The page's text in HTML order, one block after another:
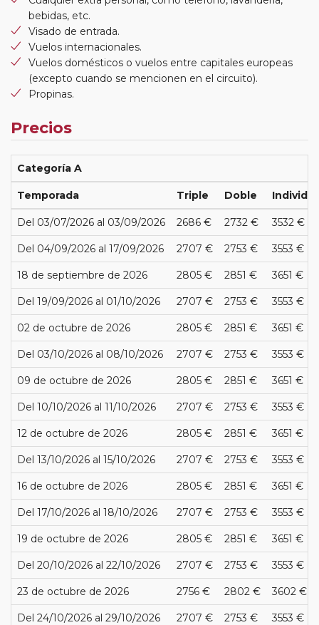
bebidas, etc.
Visado de entrada.
Vuelos internacionales.
Vuelos domésticos o vuelos entre capitales europeas
(excepto cuando se mencionen en el circuito).
Propinas.
Precios
Categoría A
Temporada Triple Doble
Del 03/07/2026 al 03/09/2026 2686 € 2732 € 3532 €
Del 04/09/2026 al 17/09/2026 2707 € 2753 € 3553 €
18 de septiembre de 2026 2805 € 2851 € 3651 €
Del 19/09/2026 al 01/10/2026 2707 € 2753 € 3553 €
02 de octubre de 2026 2805 € 2851 € 3651 €
Del 03/10/2026 al 08/10/2026 2707 € 2753 € 3553 €
09 de octubre de 2026 2805 € 2851 € 3651 €
Del 10/10/2026 al 11/10/2026 2707 € 2753 € 3553 €
12 de octubre de 2026 2805 € 2851 € 3651 €
Del 13/10/2026 al 15/10/2026 2707 € 2753 € 3553 €
16 de octubre de 2026 2805 € 2851 € 3651 €
Del 17/10/2026 al 18/10/2026 2707 € 2753 € 3553 €
19 de octubre de 2026 2805 € 2851 € 3651 €
Del 20/10/2026 al 22/10/2026 2707 € 2753 € 3553 €
23 de octubre de 2026 2756 € 2802 € 3602 €
Del 24/10/2026 al 29/10/2026 2707 € 2753 € 3553 €